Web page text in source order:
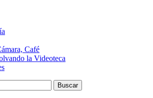
Café
la Videoteca